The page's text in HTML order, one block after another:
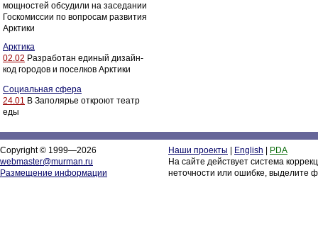
мощностей обсудили на заседании
Госкомиссии по вопросам развития
Арктики
Арктика
02.02 Разработан единый дизайн-
код городов и поселков Арктики
Социальная сфера
24.01 В Заполярье откроют театр
еды
Copyright © 1999—2026
webmaster@murman.ru
Размещение информации
Наши проекты English
PDA
На сайте действует система
неточности или ошибке, выделите